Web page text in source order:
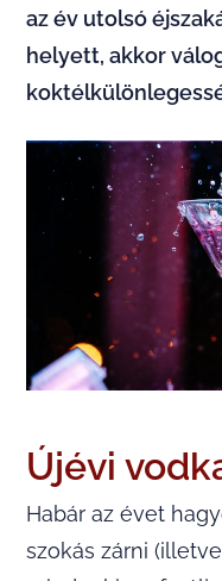
az év utolsó
helyett, akkor
Újévi
Habár az évet
szokás zárni